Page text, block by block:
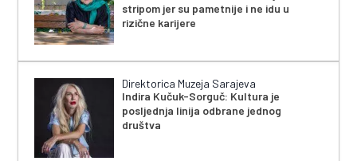
stripom jer su pametnije i ne idu u
rizične karijere
Direktorica Muzeja Sarajeva
Indira Kučuk-Sorguč: Kultura je
posljednja linija odbrane jednog
društva